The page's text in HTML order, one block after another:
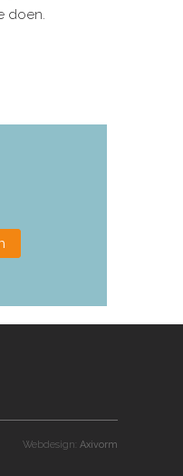
doen.
Webdesign: Axivorm